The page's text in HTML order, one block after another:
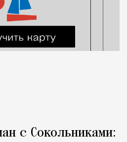
с Сокольниками: